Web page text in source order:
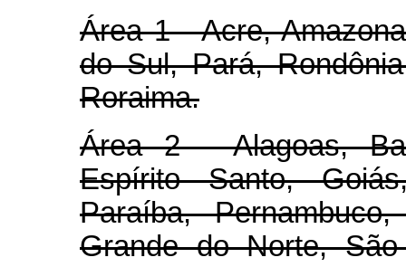
Área 1 - Acre,
do Sul, Pará,
Roraima.
Área 2 - Alagoas,
Espírito Santo,
Paraíba,
Grande do Norte,